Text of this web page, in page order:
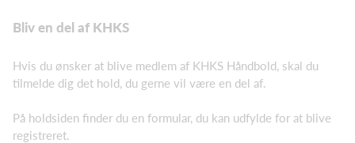
Bliv en del af KHKS
Hvis du ønsker at blive medlem af KHKS Håndbold, skal du
tilmelde dig det hold, du gerne vil være en del af.
På holdsiden finder du en formular, du kan udfylde for at blive
registreret.